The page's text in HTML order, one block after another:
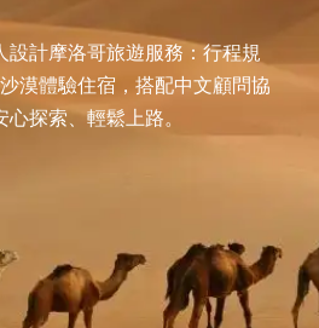
設計摩洛哥旅遊服務：行程規
漠體驗住宿，搭配中文顧問協
探索、輕鬆上路。